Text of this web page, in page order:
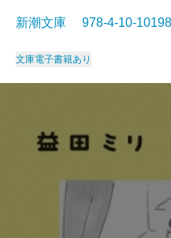
新潮文庫 978-4-10-
文庫電子書籍あり